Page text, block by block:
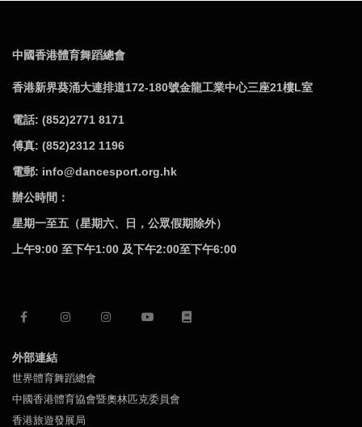
中國香港體育舞蹈總會
香港新界葵涌大連排道172-180號金龍工業中心三座21樓L室
電話: (852)2771 8171
傅真: (852)2312 1196
電郵: info@dancesport.org.hk
辦公時間：
星期一至五（星期六、日，公眾假期除外）
上午9:00 至下午1:00 及下午2:00至下午6:00
外部連結
世界體育舞蹈總會
中國香港體育協會暨奧林匹克委員會
香港旅遊發展局